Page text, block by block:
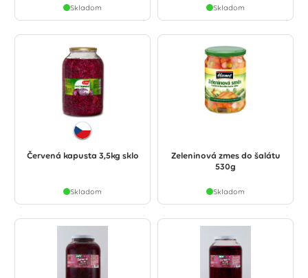
Skladom Skladom
Červená kapusta 3,5kg sklo
Skladom
Zeleninová zmes do šalátu
530g
Skladom